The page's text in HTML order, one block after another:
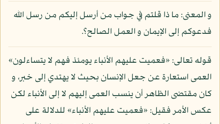
و المعنى: ما ذا قلتم في جواب من أرسل إليكم من رسل الله
فدعوكم إلى الإيمان و العمل الصالح؟.
قوله تعالى: «فعميت عليهم الأنباء يومئذ فهم لا يتساءلون»
العمى استعارة عن جعل الإنسان بحيث لا يهتدي إلى خبر، و
كان مقتضى الظاهر أن ينسب العمى إليهم لا إلى الأنباء لكن
عكس الأمر فقيل: «فعميت عليهم الأنباء» للدلالة على